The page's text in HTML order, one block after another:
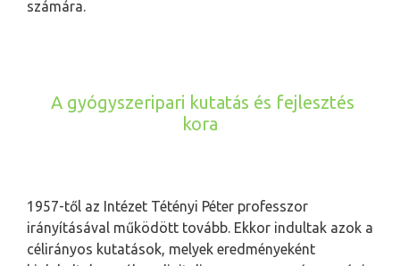
számára.
A gyógyszeripari kutatás és fejlesztés
kora
1957-től az Intézet Tétényi Péter professzor
irányításával működött tovább. Ekkor indultak azok a
célirányos kutatások, melyek eredményeként